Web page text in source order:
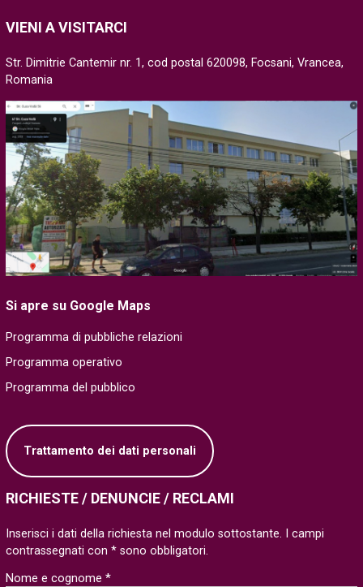
VIENI A VISITARCI
Str. Dimitrie Cantemir nr. 1, cod postal 620098, Focsani, Vrancea,
Romania
Si apre su Google Maps
Programma di pubbliche relazioni
Programma operativo
Programma del pubblico
Trattamento dei dati personali
RICHIESTE / DENUNCIE / RECLAMI
Inserisci i dati della richiesta nel modulo sottostante. I campi
contrassegnati con * sono obbligatori.
Nome e cognome *